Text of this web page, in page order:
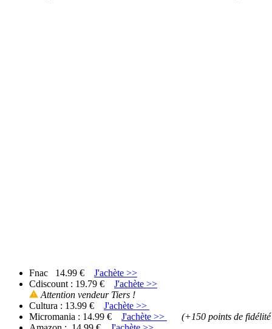
Fnac 14.99 € J'achète >>
Cdiscount : 19.79 € J'achète >>
Attention vendeur Tiers !
Cultura : 13.99 € J'achète >>
Micromania : 14.99 € J'achète >>
(+150 points de